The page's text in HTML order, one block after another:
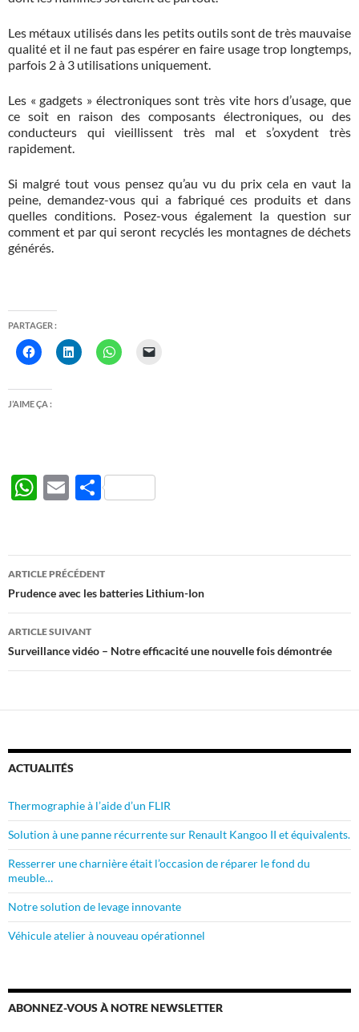
Les métaux utilisés dans les petits outils sont de très mauvaise
qualité et il ne faut pas espérer en faire usage trop longtemps,
parfois 2 à 3 utilisations uniquement.
Les « gadgets » électroniques sont très vite hors d’usage, que
ce soit en raison des composants électroniques, ou des
conducteurs qui vieillissent très mal et s’oxydent très
rapidement.
Si malgré tout vous pensez qu’au vu du prix cela en vaut la
peine, demandez-vous qui a fabriqué ces produits et dans
quelles conditions. Posez-vous également la question sur
comment et par qui seront recyclés les montagnes de déchets
générés.
PARTAGER :
J’AIME ÇA :
W
s
A
p
p
E P
g
er
Navigation
des
articles
ARTICLE PRÉCÉDENT
Prudence avec les batteries Lithium-Ion
ARTICLE SUIVANT
Surveillance vidéo – Notre efficacité une nouvelle fois démontrée
ACTUALITÉS
Thermographie à l’aide d’un FLIR
Solution à une panne récurrente sur Renault Kangoo II et équivalents.
Resserrer une charnière était l’occasion de réparer le fond du
meuble…
Notre solution de levage innovante
Véhicule atelier à nouveau opérationnel
ABONNEZ-VOUS À NOTRE NEWSLETTER